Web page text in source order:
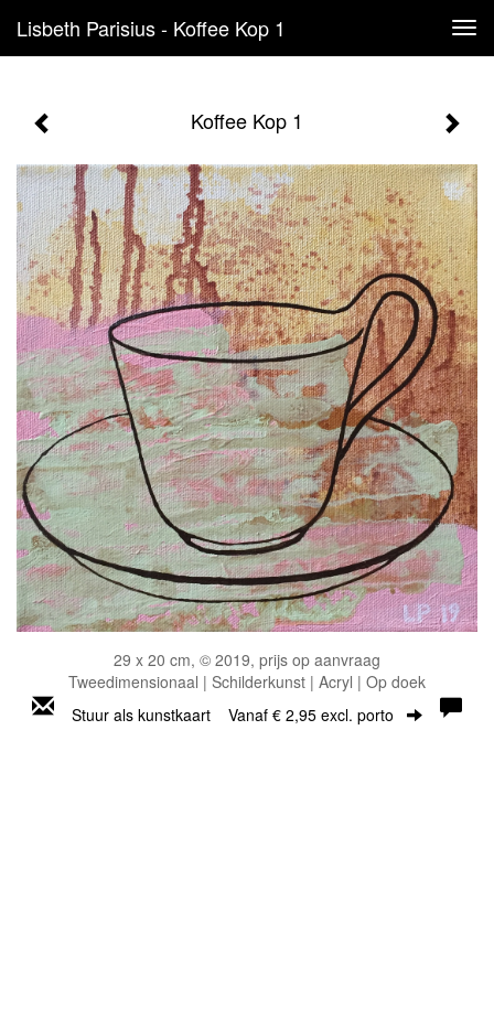
Lisbeth Parisius - Koffee Kop 1
Koffee Kop 1
29 x 20 cm, © 2019, prijs op aanvraag
Tweedimensionaal | Schilderkunst | Acryl | Op doek
Stuur als kunstkaart Vanaf € 2,95 excl. porto